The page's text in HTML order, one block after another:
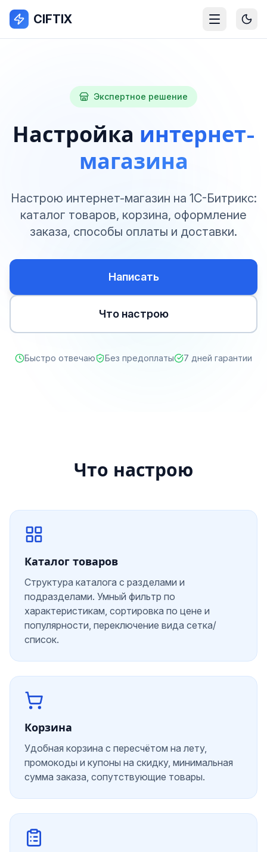
CIFTIX
Экспертное решение
Настройка интернет-
магазина
Настрою интернет-магазин на 1С-Битрикс:
каталог товаров, корзина, оформление
заказа, способы оплаты и доставки.
Написать
Что настрою
Быстро отвечаю Без предоплаты 7 дней гарантии
Что настрою
Каталог товаров
Структура каталога с разделами и
подразделами. Умный фильтр по
характеристикам, сортировка по цене и
популярности, переключение вида сетка/
список.
Корзина
Удобная корзина с пересчётом на лету,
промокоды и купоны на скидку, минимальная
сумма заказа, сопутствующие товары.